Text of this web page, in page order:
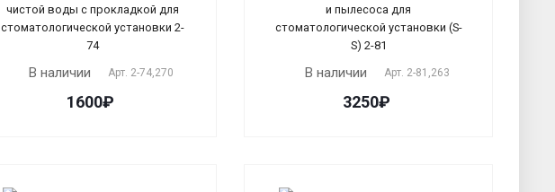
чистой воды с прокладкой для
стоматологической установки 2-
74
В наличии Арт. 2-74,270
1600₽
и пылесоса для
стоматологической установки (S-
S) 2-81
В наличии Арт. 2-81,263
3250₽